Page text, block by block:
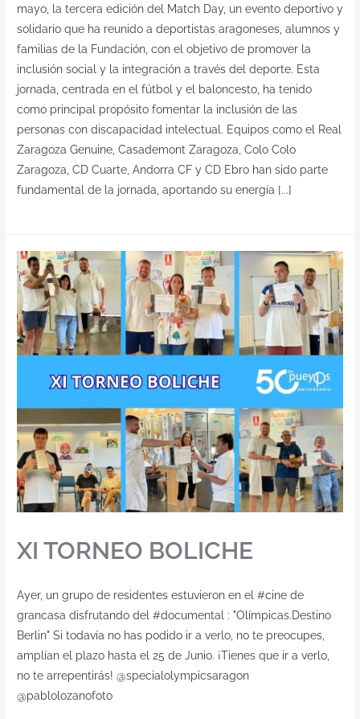
mayo, la tercera edición del Match Day, un evento deportivo y
solidario que ha reunido a deportistas aragoneses, alumnos y
familias de la Fundación, con el objetivo de promover la
inclusión social y la integración a través del deporte. Esta
jornada, centrada en el fútbol y el baloncesto, ha tenido
como principal propósito fomentar la inclusión de las
personas con discapacidad intelectual. Equipos como el Real
Zaragoza Genuine, Casademont Zaragoza, Colo Colo
Zaragoza, CD Cuarte, Andorra CF y CD Ebro han sido parte
fundamental de la jornada, aportando su energía [...]
XI TORNEO BOLICHE
Ayer, un grupo de residentes estuvieron en el #cine de
grancasa disfrutando del #documental : "Olímpicas.Destino
Berlin" Si todavía no has podido ir a verlo, no te preocupes,
amplían el plazo hasta el 25 de Junio. ¡Tienes que ir a verlo,
no te arrepentirás! @specialolympicsaragon
@pablolozanofoto